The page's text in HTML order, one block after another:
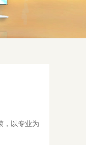
，以专业为